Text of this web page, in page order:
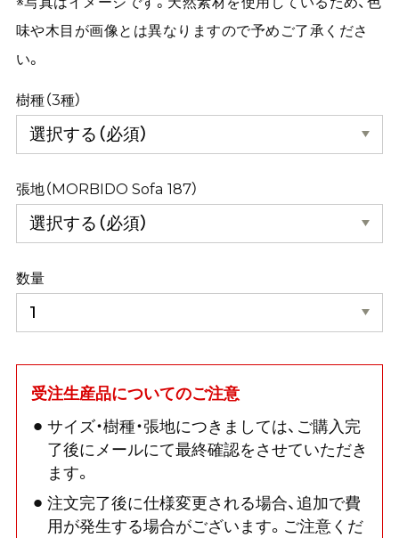
味や木目が画像とは異なりますので予めご了承くださ
い。
樹種（3種）
張地（MORBIDO Sofa 187）
数量
受注生産品についてのご注意
サイズ・樹種・張地につきましては、ご購入完
了後にメールにて最終確認をさせていただき
ます。
注文完了後に仕様変更される場合、追加で費
用が発生する場合がございます。ご注意くだ